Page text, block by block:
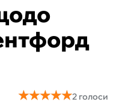
★★★★★
★★★★★2 голоси